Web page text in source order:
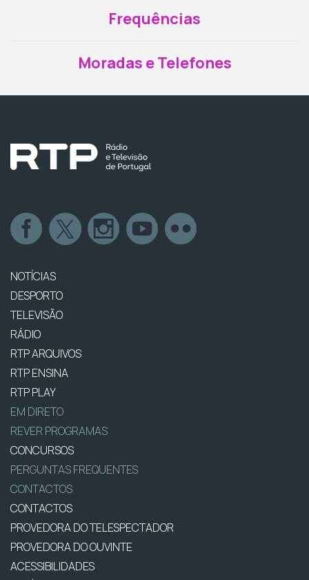
Frequências
Moradas e Telefones
NOTÍCIAS
DESPORTO
TELEVISÃO
RÁDIO
RTP ARQUIVOS
RTP ENSINA
RTP PLAY
EM DIRETO
REVER PROGRAMAS
CONCURSOS
PERGUNTAS FREQUENTES
CONTACTOS
CONTACTOS
PROVEDORA DO TELESPECTADOR
PROVEDORA DO OUVINTE
ACESSIBILIDADES